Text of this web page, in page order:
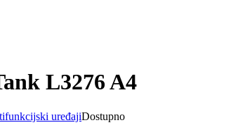
L3276 A4
uređajiDostupno